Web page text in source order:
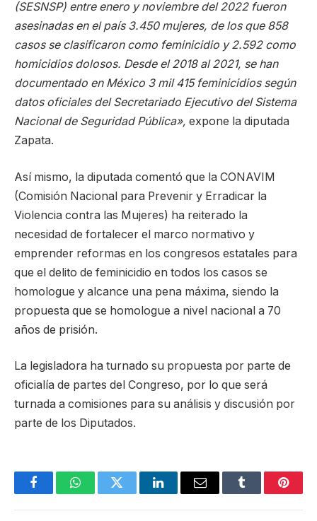
(SESNSP) entre enero y noviembre del 2022 fueron
asesinadas en el país 3.450 mujeres, de los que 858
casos se clasificaron como feminicidio y 2.592 como
homicidios dolosos. Desde el 2018 al 2021, se han
documentado en México 3 mil 415 feminicidios según
datos oficiales del Secretariado Ejecutivo del Sistema
Nacional de Seguridad Pública», expone la diputada
Zapata.
Así mismo, la diputada comentó que la CONAVIM
(Comisión Nacional para Prevenir y Erradicar la
Violencia contra las Mujeres) ha reiterado la
necesidad de fortalecer el marco normativo y
emprender reformas en los congresos estatales para
que el delito de feminicidio en todos los casos se
homologue y alcance una pena máxima, siendo la
propuesta que se homologue a nivel nacional a 70
años de prisión.
La legisladora ha turnado su propuesta por parte de
oficialía de partes del Congreso, por lo que será
turnada a comisiones para su análisis y discusión por
parte de los Diputados.
FacebookWhatsAppTwitter LinkedInEmail Tumblr